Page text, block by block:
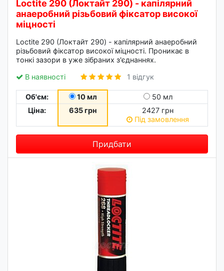
Loctite 290 (Локтайт 290) - капілярний
анаеробний різьбовий фіксатор високої
міцності
Loctite 290 (Локтайт 290) - капілярний анаеробний
різьбовий фіксатор високої міцності. Проникає в
тонкі зазори в уже зібраних з'єднаннях.
В наявності
1 відгук
Об'єм: 10 мл
50 мл
Ціна:
635 грн
2427 грн
Під замовлення
Придбати